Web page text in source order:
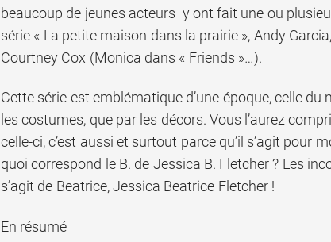
beaucoup de jeunes acteurs y ont fait une ou
série « La petite maison dans la prairie », Andy
Courtney Cox (Monica dans « Friends »…).
Cette série est emblématique d’une époque, celle
les costumes, que par les décors. Vous l’aurez
celle-ci, c’est aussi et surtout parce qu’il s’agit pour
quoi correspond le B. de Jessica B. Fletcher ? Les
s’agit de Beatrice, Jessica Beatrice Fletcher !
En résumé